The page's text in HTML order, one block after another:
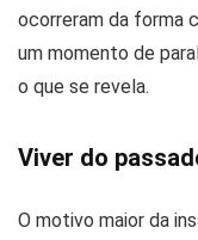
ocorreram da forma
um momento de
o que se revela.
Viver do
O motivo maior da